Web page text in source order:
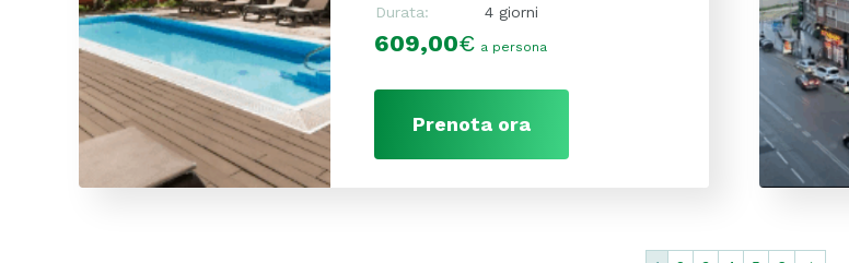
Durata:
4 giorni
609,00€ a persona
Prenota ora